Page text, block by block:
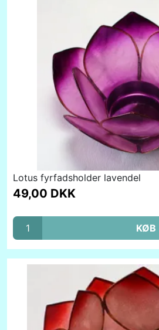
Lotus fyrfadsholder lavendel
49,00 DKK
KØB